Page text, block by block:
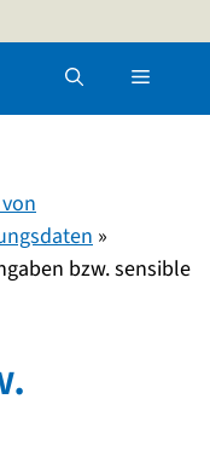
Menü
»
bzw. sensible